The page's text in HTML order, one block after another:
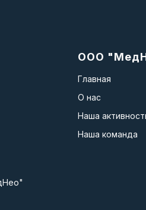
ООО
Главная
О нас
Наша
Наша команда